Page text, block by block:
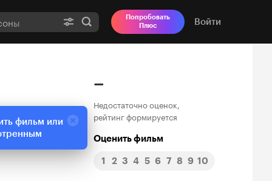
Попробовать
Плюс
Войти
–
Недостаточно оценок,
рейтинг формируется
Оценить фильм
1 2 3 4 5 6 7 8 9 10
фильм или